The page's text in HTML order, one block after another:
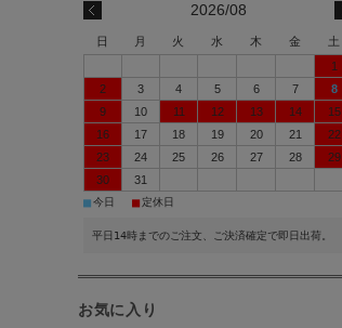
2026/08
日 月 火 水 木 金
土
1
2
3 4 5 6 7
8
9
10 11 12 13 14
15
16
17 18 19 20 21
22
23
24 25 26 27 28
29
30
31
■今日 ■ 定休日
平日14時までのご注文、ご決済確定で即日出荷。
お気に入り